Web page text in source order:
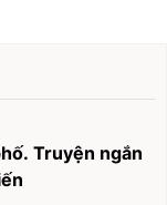
Truyện ngắn